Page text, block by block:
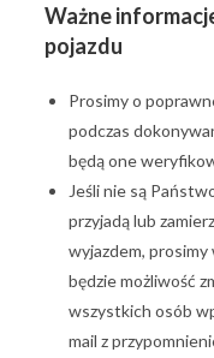
Ważne
pojazdu
Prosimy o
podczas
będą one
Jeśli nie są
przyjadą lub
wyjazdem, prosimy
będzie możliwość
wszystkich osób
mail z